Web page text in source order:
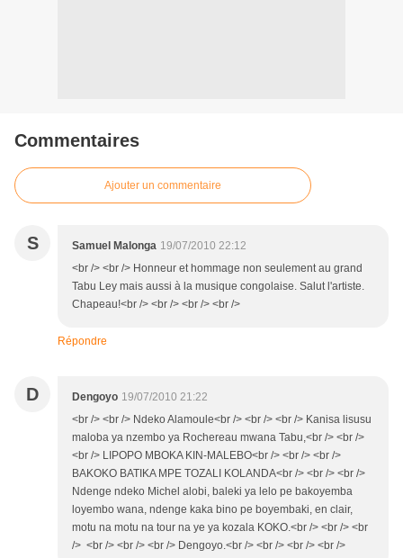
Commentaires
Ajouter un commentaire
S Samuel Malonga 19/07/2010 22:12
<br /> <br /> Honneur et hommage non seulement au grand
Tabu Ley mais aussi à la musique congolaise. Salut l'artiste.
Chapeau!<br /> <br /> <br /> <br />
Répondre
D Dengoyo 19/07/2010 21:22
<br /> <br /> Ndeko Alamoule<br /> <br /> <br /> Kanisa lisusu
maloba ya nzembo ya Rochereau mwana Tabu,<br /> <br />
<br /> LIPOPO MBOKA KIN-MALEBO<br /> <br /> <br />
BAKOKO BATIKA MPE TOZALI KOLANDA<br /> <br /> <br />
Ndenge ndeko Michel alobi, baleki ya lelo pe bakoyemba
loyembo wana, ndenge kaka bino pe boyembaki, en clair,
motu na motu na tour na ye ya kozala KOKO.<br /> <br /> <br
/> <br /> <br /> <br /> Dengoyo.<br /> <br /> <br /> <br />